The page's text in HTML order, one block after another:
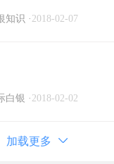
知识 · 2018-02-07
白银 · 2018-02-02
加载更多